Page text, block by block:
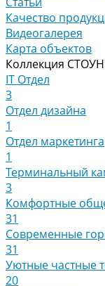
Качество
Видеогалерея
Карта объектов
Коллекция
IT Отдел
3
Отдел дизайна
1
Отдел маркетинга
1
Терминальный
3
Комфортные
31
Современные
31
Уютные частные
20